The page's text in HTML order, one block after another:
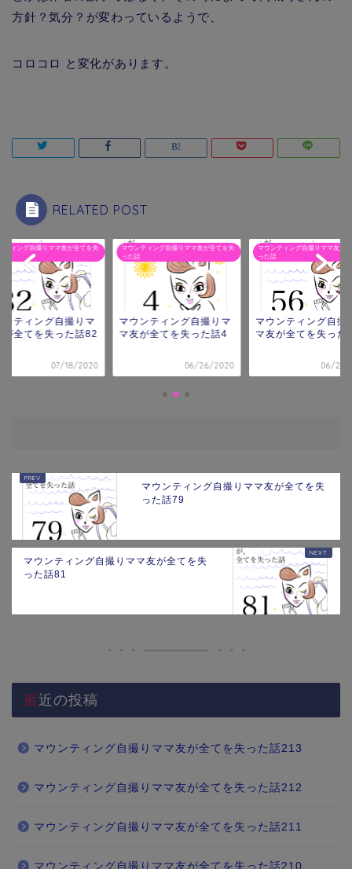
方針？気分？が変わっているようで、
コロコロ と変化があります。
RELATED POST
ティング自撮りママ友が全てを失
ンティング自撮りマ
が全てを失った話82
07/18/2020
マウンティング自撮りママ友が全てを失
った話
マウンティング自撮りマ
マ友が全てを失った話4
06/26/2020
マウンティング自撮りママ友が
った話
マウンティング自撮
マ友が全てを失った
06/27/
マウンティング自撮りママ友が全てを失
った話79
マウンティング自撮りママ友が全てを失
った話81
最近の投稿
マウンティング自撮りママ友が全てを失った話213
マウンティング自撮りママ友が全てを失った話212
マウンティング自撮りママ友が全てを失った話211
マウンティング自撮りママ友が全てを失った話210